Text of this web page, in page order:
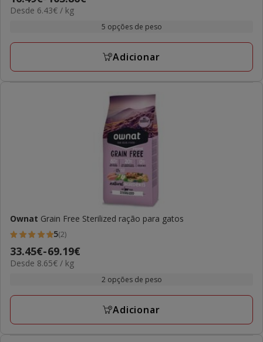
com
avaliações
de
a
6.43€
Desde 6.43€ / kg
5 opções de peso
Adicionar
Ownat Grain Free Sterilized ração para gatos
5
estrelas
com
avaliações
5(2)
Preço
de
a
33.45€-69.19€
8.65€
Desde 8.65€ / kg
2 opções de peso
Adicionar